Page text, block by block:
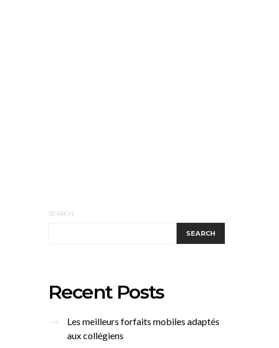
SEARCH
SEARCH
Recent Posts
Les meilleurs forfaits mobiles adaptés
aux collégiens